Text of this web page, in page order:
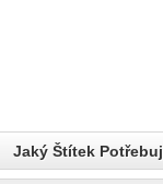
Jaký Štítek